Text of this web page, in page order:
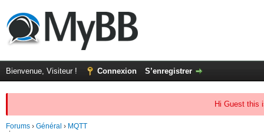
Bienvenue, Visiteur ! Connexion S’enregistrer
Hi Guest this
Forums › Général › MQTT